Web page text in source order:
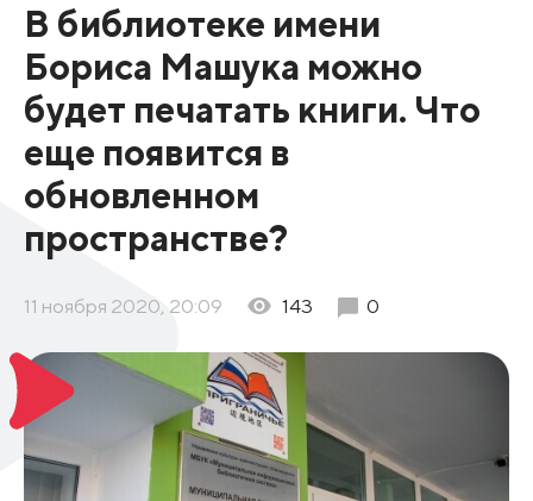
В библиотеке имени
Бориса Машука можно
будет печатать книги. Что
еще появится в
обновленном
пространстве?
11 ноября 2020, 20:09 143 0